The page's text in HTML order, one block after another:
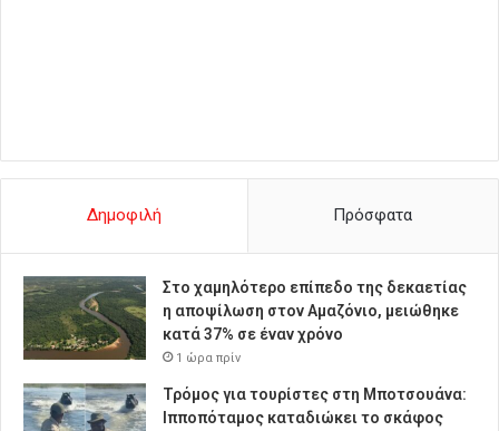
Δημοφιλή Πρόσφατα
Στο χαμηλότερο επίπεδο της δεκαετίας
η αποψίλωση στον Αμαζόνιο, μειώθηκε
κατά 37% σε έναν χρόνο
1 ώρα πρίν
Τρόμος για τουρίστες στη Μποτσουάνα:
Ιπποπόταμος καταδιώκει το σκάφος